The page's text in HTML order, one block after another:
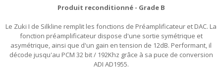
Produit reconditionné - Grade B
Le Zuki I de Silkline remplit les fonctions de Préamplificateur et DAC. La
fonction préamplificateur dispose d'une sortie symétrique et
asymétrique, ainsi que d'un gain en tension de 12dB. Performant, il
décode jusqu'au PCM 32 bit / 192Khz grâce à sa puce de conversion
ADI AD1955.